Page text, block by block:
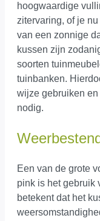
hoogwaardige
zitervaring, of je
van een zonnige
kussen zijn
soorten
tuinbanken.
wijze gebruiken
nodig.
Een van de grote
pink is het gebruik
betekent dat het